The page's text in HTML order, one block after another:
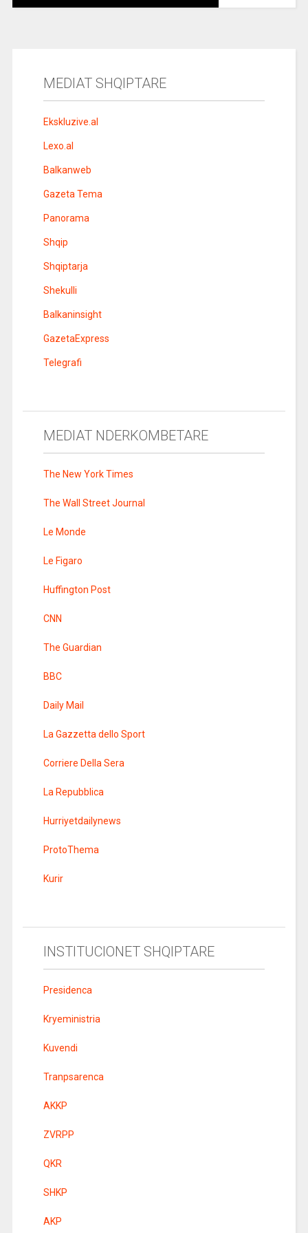
MEDIAT SHQIPTARE
Ekskluzive.al
Lexo.al
Balkanweb
Gazeta Tema
Panorama
Shqip
Shqiptarja
Shekulli
Balkaninsight
GazetaExpress
Telegrafi
MEDIAT NDERKOMBETARE
The New York Times
The Wall Street Journal
Le Monde
Le Figaro
Huffington Post
CNN
The Guardian
BBC
Daily Mail
La Gazzetta dello Sport
Corriere Della Sera
La Repubblica
Hurriyetdailynews
ProtoThema
Kurir
INSTITUCIONET SHQIPTARE
Presidenca
Kryeministria
Kuvendi
Tranpsarenca
AKKP
ZVRPP
QKR
SHKP
AKP